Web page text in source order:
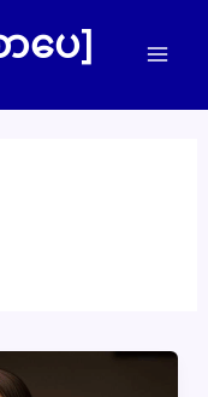
ာပေ]